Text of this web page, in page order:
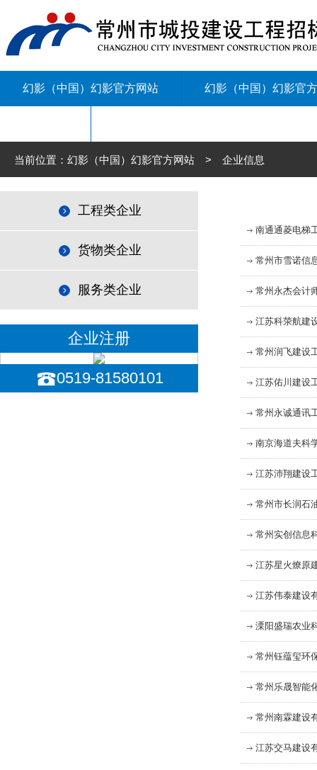
幻影（中国）幻影官方网站 幻影（中国）幻影官
当前位置：幻影（中国）幻影官方网站 > 企业信息
工程类企业
货物类企业
服务类企业
企业注册
0519-81580101
南通通菱电梯
常州市雪诺信
常州永杰会计
江苏科荥航建
常州润飞建设
江苏佑川建设
常州永诚通讯
南京海道夫科
江苏沛翔建设
常州市长润石
常州实创信息
江苏星火燎原
江苏伟泰建设
溧阳盛瑞农业
常州钰蕴玺环
常州乐晟智能
常州南霖建设
江苏交马建设